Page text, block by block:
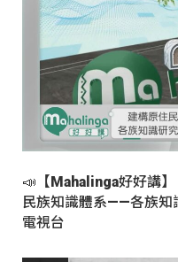
📣【Mahalinga好好講
民族知識體系——各族知
電視台